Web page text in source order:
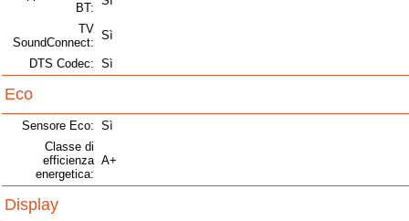
BT:
TV
SoundConnect:
Sì
DTS Codec: Sì
Eco
Sensore Eco: Sì
Classe di
efficienza
energetica:
A+
Display